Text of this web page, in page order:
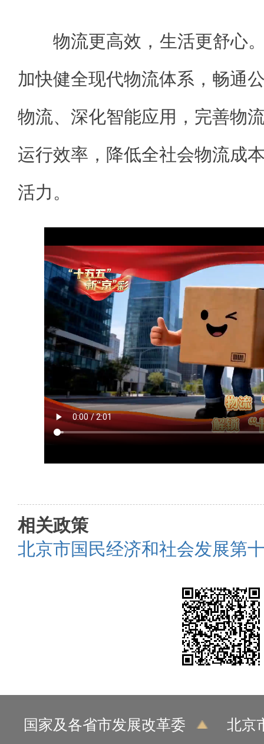
物流更高效，生活更舒心
加快健全现代物流体系，畅通
物流、深化智能应用，完善物
运行效率，降低全社会物流成
活力。
相关政策
北京市国民经济和社会发展第
国家及各省市发展改革委 北京